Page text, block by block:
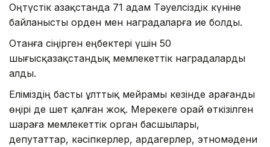
Оңтүстік Қазақстанда 71 адам Тәуелсіздік күніне
байланысты орден мен наградаларға ие болды.
Отанға сіңірген еңбектері үшін 50
шығысқазақстандық мемлекеттік наградаларды
алды.
Еліміздің басты ұлттық мейрамы кезінде Қарағанды
өңірі де шет қалған жоқ. Мерекеге орай өткізілген
шараға мемлекеттік орган басшылары,
депутаттар, кәсіпкерлер, ардагерлер, этномәдени